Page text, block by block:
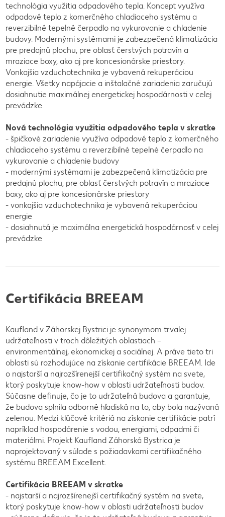
technológia využitia odpadového tepla. Koncept využíva
odpadové teplo z komerčného chladiaceho systému a
reverzibilné tepelné čerpadlo na vykurovanie a chladenie
budovy. Modernými systémami je zabezpečená klimatizácia
pre predajnú plochu, pre oblasť čerstvých potravín a
mraziace boxy, ako aj pre koncesionárske priestory.
Vonkajšia vzduchotechnika je vybavená rekuperáciou
energie. Všetky napájacie a inštalačné zariadenia zaručujú
dosiahnutie maximálnej energetickej hospodárnosti v celej
prevádzke.
Nová technológia využitia odpadového tepla v skratke
- špičkové zariadenie využíva odpadové teplo z komerčného
chladiaceho systému a reverzibilné tepelné čerpadlo na
vykurovanie a chladenie budovy
- modernými systémami je zabezpečená klimatizácia pre
predajnú plochu, pre oblasť čerstvých potravín a mraziace
boxy, ako aj pre koncesionárske priestory
- vonkajšia vzduchotechnika je vybavená rekuperáciou
energie
- dosiahnutá je maximálna energetická hospodárnosť v celej
prevádzke
Certifikácia BREEAM
Kaufland v Záhorskej Bystrici je synonymom trvalej
udržateľnosti v troch dôležitých oblastiach –
environmentálnej, ekonomickej a sociálnej. A práve tieto tri
oblasti sú rozhodujúce na získanie certifikácie BREEAM. Ide
o najstarší a najrozšírenejší certifikačný systém na svete,
ktorý poskytuje know-how v oblasti udržateľnosti budov.
Súčasne definuje, čo je to udržateľná budova a garantuje,
že budova splnila odborné hľadiská na to, aby bola nazývaná
zelenou. Medzi kľúčové kritériá na získanie certifikácie patrí
napríklad hospodárenie s vodou, energiami, odpadmi či
materiálmi. Projekt Kaufland Záhorská Bystrica je
naprojektovaný v súlade s požiadavkami certifikačného
systému BREEAM Excellent.
Certifikácia BREEAM v skratke
- najstarší a najrozšírenejší certifikačný systém na svete,
ktorý poskytuje know-how v oblasti udržateľnosti budov